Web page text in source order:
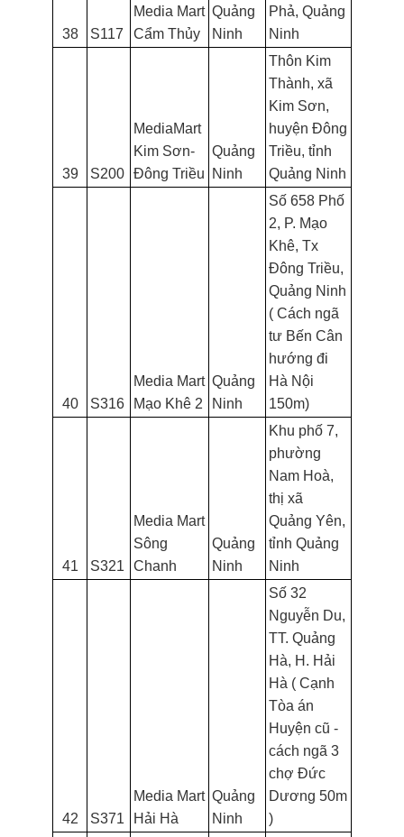
38 S117
Media Mart
Cẩm Thủy
Quảng
Ninh
Phả, Quảng
Ninh
39 S200
MediaMart
Kim Sơn-
Đông Triều
Quảng
Ninh
Thôn Kim
Thành, xã
Kim Sơn,
huyện Đông
Triều, tỉnh
Quảng Ninh
40 S316
Media Mart
Mạo Khê 2
Quảng
Ninh
Số 658 Phố
2, P. Mạo
Khê, Tx
Đông Triều,
Quảng Ninh
( Cách ngã
tư Bến Cân
hướng đi
Hà Nội
150m)
41 S321
Media Mart
Sông
Chanh
Quảng
Ninh
Khu phố 7,
phường
Nam Hoà,
thị xã
Quảng Yên,
tỉnh Quảng
Ninh
42 S371
Media Mart
Hải Hà
Quảng
Ninh
Số 32
Nguyễn Du,
TT. Quảng
Hà, H. Hải
Hà ( Cạnh
Tòa án
Huyện cũ -
cách ngã 3
chợ Đức
Dương 50m
)